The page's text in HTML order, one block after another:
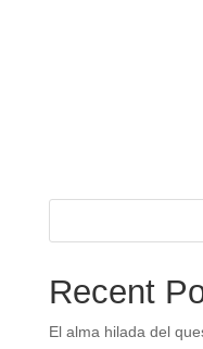
Recent
El alma hilada del